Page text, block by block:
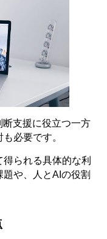
支援に役立つ一方
必要です。
られる具体的な利
や、人とAIの役割